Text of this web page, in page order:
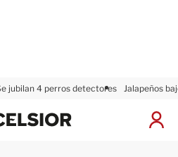
jubilan 4 perros detectores Jalapeños
I
x